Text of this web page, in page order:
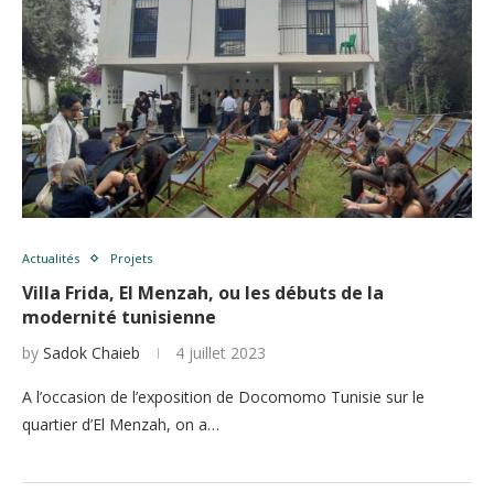
Actualités Projets
Villa Frida, El Menzah, ou les débuts de la
modernité tunisienne
by Sadok Chaieb 4 juillet 2023
A l’occasion de l’exposition de Docomomo Tunisie sur le
quartier d’El Menzah, on a…